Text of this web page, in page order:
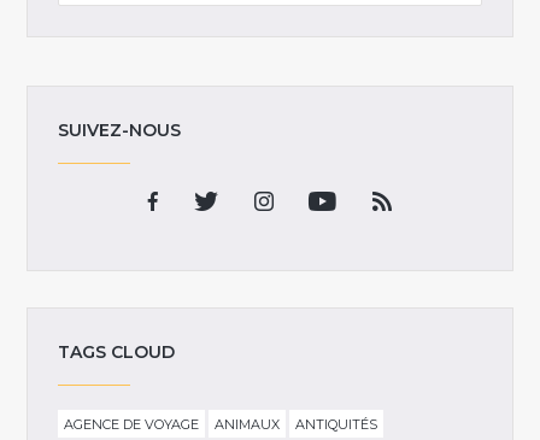
SUIVEZ-NOUS
TAGS CLOUD
AGENCE DE VOYAGE ANIMAUX
ANTIQUITÉS